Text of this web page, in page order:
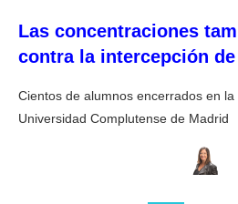
Las concentraciones
contra la intercepción
Cientos de alumnos encerrados en
Universidad Complutense de Madrid